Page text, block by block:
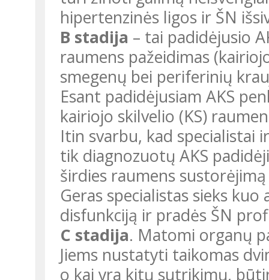
hipertenzinės ligos ir ŠN
B stadija – tai padidėjusio
raumens pažeidimas
smegenų bei periferinių
Esant padidėjusiam AKS
kairiojo skilvelio (KS)
Itin svarbu, kad specialistai
tik diagnozuotų AKS
širdies raumens
Geras specialistas sieks
disfunkciją ir pradės ŠN
C stadija. Matomi organų
Jiems nustatyti taikomas
o kai yra kitų sutrikimų,